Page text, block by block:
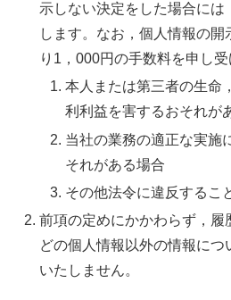
示しない決定をした場合には
します。なお，個人情報の開
り1，000円の手数料を申し受
本人または第三者の生命
利利益を害するおそれが
当社の業務の適正な実施
それがある場合
その他法令に違反するこ
前項の定めにかかわらず，履
どの個人情報以外の情報に
いたしません。